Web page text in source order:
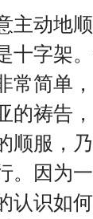
主动地
十字架
常简单
的祷告
顺服，
。因为
认识如